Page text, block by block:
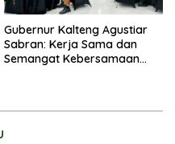
Gubernur Kalteng Agustiar
Sabran: Kerja Sama dan
Semangat Kebersamaan